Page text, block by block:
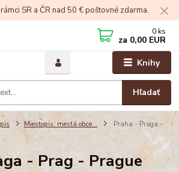
SR a ČR nad 50 € poštovné zdarma.
Knihy
Hľadať
0 ks
za 0,00 EUR
Miestopis: mestá obce...
Praha - Praga -
- Prag - Prague